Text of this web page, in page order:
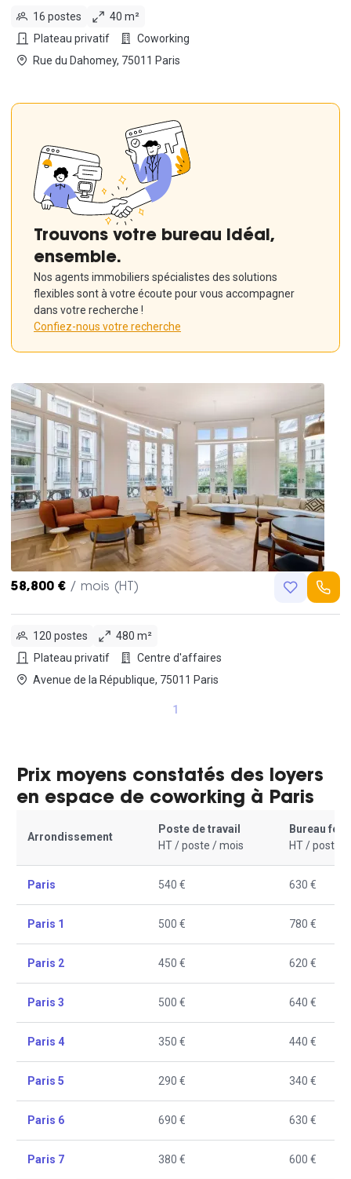
16 postes
40 m²
Plateau privatif
Coworking
Rue du Dahomey, 75011 Paris
Trouvons votre bureau idéal,
ensemble.
Nos agents immobiliers spécialistes des solutions
flexibles sont à votre écoute pour vous accompagner
dans votre recherche !
Confiez-nous votre recherche
58,800 € / mois (HT)
120 postes
480 m²
Plateau privatif
Centre d'affaires
Avenue de la République, 75011 Paris
1
Prix moyens constatés des loyers
en espace de coworking à Paris
Arrondissement
Poste de travail
HT / poste / mois
Bureau
HT / poste /
Paris 540 € 630 €
Paris 1 500 € 780 €
Paris 2 450 € 620 €
Paris 3 500 € 640 €
Paris 4 350 € 440 €
Paris 5 290 € 340 €
Paris 6 690 € 630 €
Paris 7 380 € 600 €